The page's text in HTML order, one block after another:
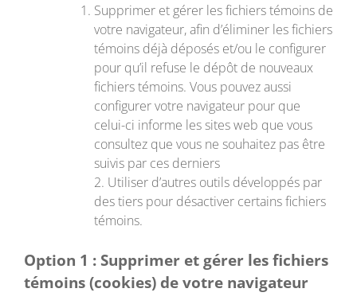
Supprimer et gérer les fichiers témoins de
votre navigateur, afin d’éliminer les fichiers
témoins déjà déposés et/ou le configurer
pour qu’il refuse le dépôt de nouveaux
fichiers témoins. Vous pouvez aussi
configurer votre navigateur pour que
celui-ci informe les sites web que vous
consultez que vous ne souhaitez pas être
suivis par ces derniers
2. Utiliser d’autres outils développés par
des tiers pour désactiver certains fichiers
témoins.
Option 1 : Supprimer et gérer les fichiers
témoins (cookies) de votre navigateur